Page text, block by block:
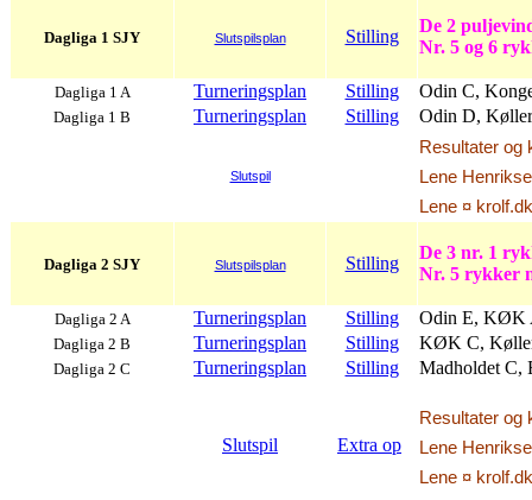
Dagliga 1 SJY Slutspilsplan Stilling
De 2
Nr. 5 og 6
Dagliga 1 A Turneringsplan Stilling Odin C,
Dagliga 1 B Turneringsplan Stilling Odin D,
Slutspil
Resultater og
Lene
Lene ¤ krolf.dk
Dagliga 2 SJY Slutspilsplan Stilling
De 3 nr. 1
Nr. 5 rykker
Dagliga 2 A Turneringsplan Stilling Odin E, KØK
Dagliga 2 B Turneringsplan Stilling KØK C,
Dagliga 2 C Turneringsplan Stilling Madholdet C,
Slutspil Extra op
Resultater og
Lene
Lene ¤ krolf.dk